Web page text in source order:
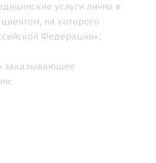
услуги лично в
на которого
Федерации»;
заказывающее